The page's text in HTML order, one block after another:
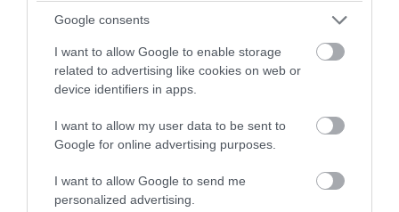
Google consents
I want to allow Google to enable storage
related to advertising like cookies on web or
device identifiers in apps.
I want to allow my user data to be sent to
Google for online advertising purposes.
I want to allow Google to send me
personalized advertising.